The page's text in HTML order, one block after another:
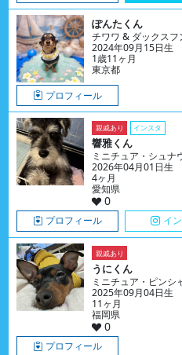
ぽんたくん
チワワ & ダックス
2024年09月15日生
1歳11ヶ月
東京都
プロフィール
親戚あり インスタ
響雅くん
ミニチュア・シュナ
2026年04月01日生
4ヶ月
愛知県
0
プロフィール イ
親戚あり
うにくん
ミニチュア・ピンシ
2025年09月04日生
11ヶ月
福岡県
0
プロフィール